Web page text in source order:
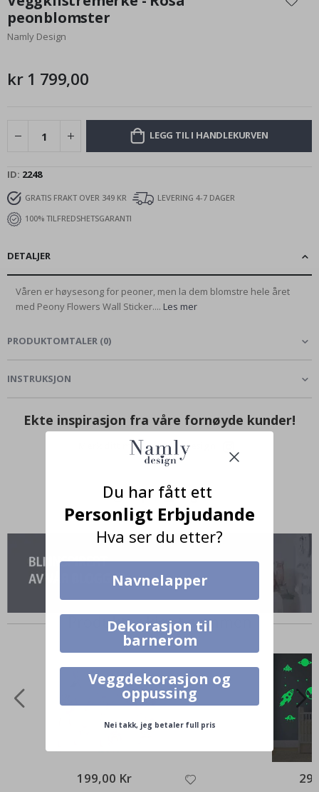
begynnelsen
av
bildegalleri
peonblomster
Namly Design
kr 1 799,00
LEGG TIL I HANDLEKURVEN
ID 2248
GRATIS FRAKT OVER 349 KR
LEVERING 4-7 DAGER
100% TILFREDSHETSGARANTI
DETALJER
Våren er høysesong for peoner, men la dem blomstre hele året
med Peony Flowers Wall Sticker.... Les mer
PRODUKTOMTALER (0)
INSTRUKSJON
Ekte inspirasjon fra våre fornøyde kunder!
Merk ditt med #namly_design
Produkter kjøpt sammen
199,00 Kr
Du har fått ett
Personligt Erbjudande
Hva ser du etter?
Navnelapper
Dekorasjon til
barnerom
Veggdekorasjon og
oppussing
Nei takk, jeg betaler full pris